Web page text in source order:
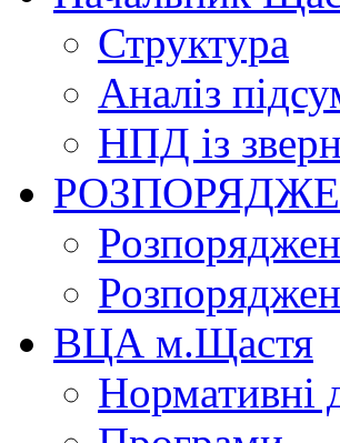
Структура
Аналіз
НПД із
ВЦА м.Щастя
Нормативні